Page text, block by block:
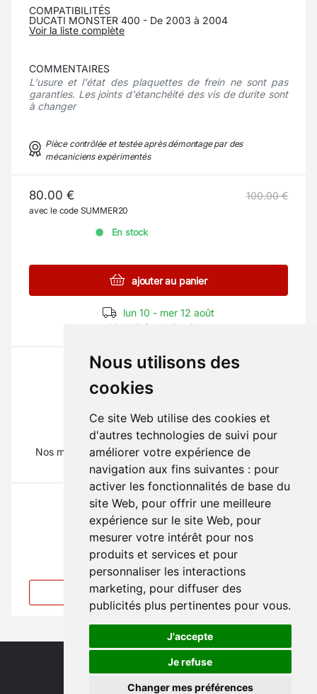
Nous utilisons des
cookies
Ce site Web utilise des cookies et
d'autres technologies de suivi pour
améliorer votre expérience de
navigation aux fins suivantes : pour
activer les fonctionnalités de base du
site Web, pour offrir une meilleure
expérience sur le site Web, pour
mesurer votre intérêt pour nos
produits et services et pour
personnaliser les interactions
marketing, pour diffuser des
publicités plus pertinentes pour vous.
J'accepte
Je refuse
Changer mes préférences
COMPATIBILITÉS
DUCATI MONSTER 400 - De 2003 à 2004
Voir la liste complète
COMMENTAIRES
L'usure et l'état des plaquettes de frein ne sont pas
garanties. Les joints d'étanchéité des vis de durite sont
à changer
Pièce contrôlée et testée après démontage par des
mécaniciens expérimentés
80.00 € 100.00 €
avec le code SUMMER20
En stock
ajouter au panier
lun 10 - mer 12 août
Modalités de livraison
La pièce qu'il vous faut ?
Nos mécaniciens vous renseignent au01 69 88 16 16
(Tapez 1)
Vous ne trouvez pas votre pièce ?
Créer une alerte